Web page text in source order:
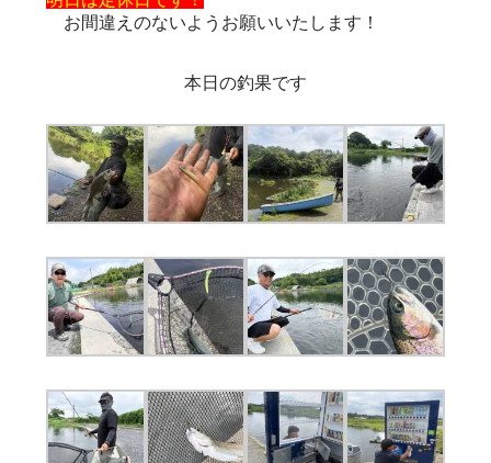
お間違えのないようお願いいたします！
本日の釣果です